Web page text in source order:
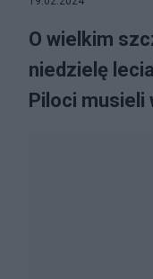
O wielkim
niedzielę
Piloci musieli